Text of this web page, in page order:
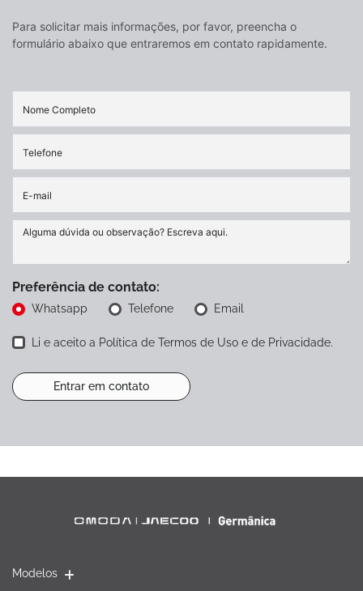
Para solicitar mais informações, por favor, preencha o
formulário abaixo que entraremos em contato rapidamente.
Preferência de contato:
Whatsapp Telefone Email
Li e aceito a Política de Termos de Uso e de Privacidade.
Entrar em contato
Modelos